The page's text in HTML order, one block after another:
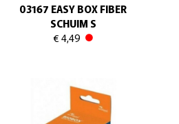
03167 EASY BOX FIBER
SCHUIM S
€ 4,49